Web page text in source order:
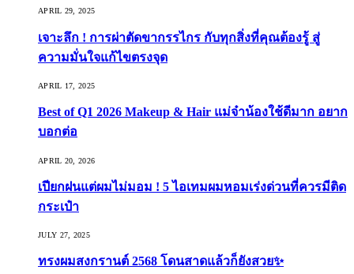
APRIL 29, 2025
เจาะลึก ! การผ่าตัดขากรรไกร กับทุกสิ่งที่คุณต้องรู้ สู่
ความมั่นใจแก้ไขตรงจุด
APRIL 17, 2025
Best of Q1 2026 Makeup & Hair แม่จ๋าน้องใช้ดีมาก อยาก
บอกต่อ
APRIL 20, 2026
เปียกฝนแต่ผมไม่มอม ! 5 ไอเทมผมหอมเร่งด่วนที่ควรมีติด
กระเป๋า
JULY 27, 2025
ทรงผมสงกรานต์ 2568 โดนสาดแล้วก็ยังสวย✨